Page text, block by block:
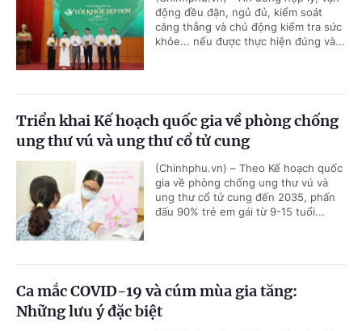
động đều đặn, ngủ đủ, kiểm soát
căng thẳng và chủ động kiểm tra sức
khỏe... nếu được thực hiện đúng và...
Triển khai Kế hoạch quốc gia về phòng chống
ung thư vú và ung thư cổ tử cung
(Chinhphu.vn) – Theo Kế hoạch quốc
gia về phòng chống ung thư vú và
ung thư cổ tử cung đến 2035, phấn
đấu 90% trẻ em gái từ 9-15 tuổi...
Ca mắc COVID-19 và cúm mùa gia tăng:
Những lưu ý đặc biệt